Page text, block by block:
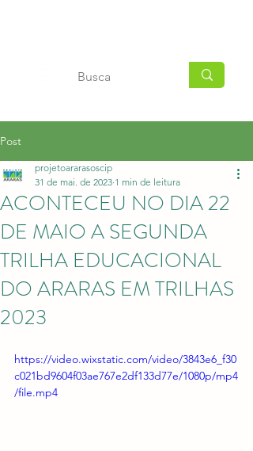
Post
ACONTECEU NO DIA 22
DE MAIO A SEGUNDA
TRILHA EDUCACIONAL
DO ARARAS EM TRILHAS
2023
projetoararasoscip
31 de mai. de 2023 1 min de leitura
https://video.wixstatic.com/video/3843e6_f30
c021bd9604f03ae767e2df133d77e/1080p/mp4
/file.mp4